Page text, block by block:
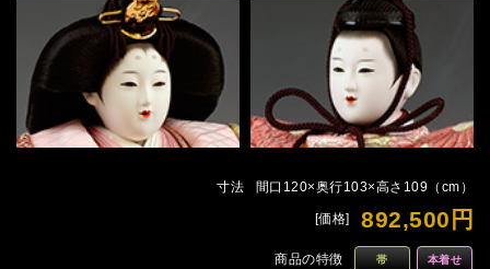
寸法 間口120×奥行103×高さ109（cm）
[価格] 892,500円
商品の特徴 帯 本着せ